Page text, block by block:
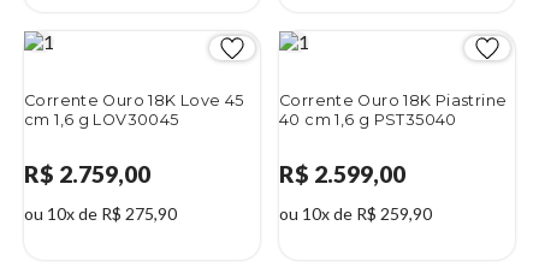
Corrente Ouro 18K Love 45
cm 1,6 g LOV30045
R$ 2.759,00
ou 10x de R$ 275,90
Corrente Ouro 18K Piastrine
40 cm 1,6 g PST35040
R$ 2.599,00
ou 10x de R$ 259,90